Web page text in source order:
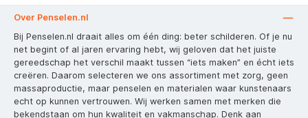
Over Penselen.nl
Bij Penselen.nl draait alles om één ding: beter schilderen. Of je nu
net begint of al jaren ervaring hebt, wij geloven dat het juiste
gereedschap het verschil maakt tussen “iets maken” en écht iets
creëren. Daarom selecteren we ons assortiment met zorg, geen
massaproductie, maar penselen en materialen waar kunstenaars
echt op kunnen vertrouwen. Wij werken samen met merken die
bekendstaan om hun kwaliteit en vakmanschap. Denk aan